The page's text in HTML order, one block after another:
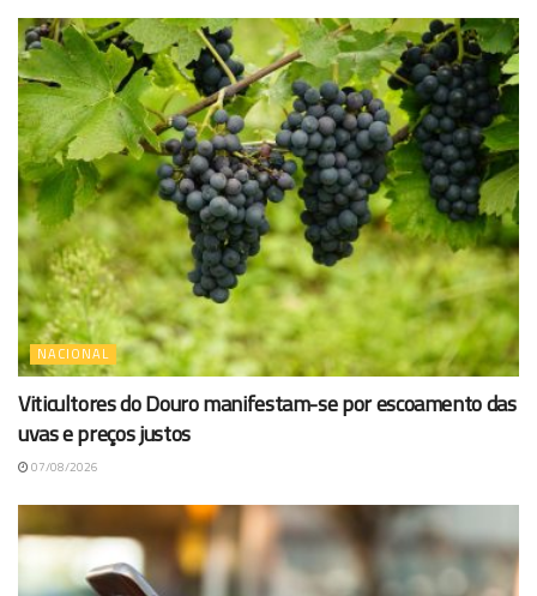
NACIONAL
Viticultores do Douro manifestam-se por escoamento das
uvas e preços justos
07/08/2026